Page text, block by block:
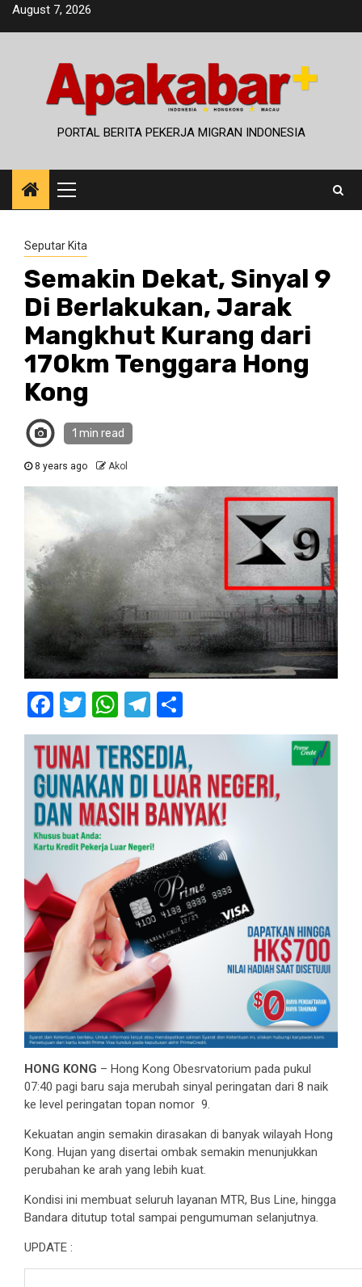
SkipAugust 7, 2026
PORTAL BERITA PEKERJA MIGRAN INDONESIA
Primary
Menu
Seputar Kita
Semakin Dekat, Sinyal 9
Di Berlakukan, Jarak
Mangkhut Kurang dari
170km Tenggara Hong
Kong
1 min read
8 years ago Akol
Facebook
Twitter
WhatsApp
Telegram
HONG KONG – Hong Kong Obesrvatorium pada pukul
07:40 pagi baru saja merubah sinyal peringatan dari 8 naik
ke level peringatan topan nomor 9.
Kekuatan angin semakin dirasakan di banyak wilayah Hong
Kong. Hujan yang disertai ombak semakin menunjukkan
perubahan ke arah yang lebih kuat.
Kondisi ini membuat seluruh layanan MTR, Bus Line, hingga
Bandara ditutup total sampai pengumuman selanjutnya.
UPDATE :